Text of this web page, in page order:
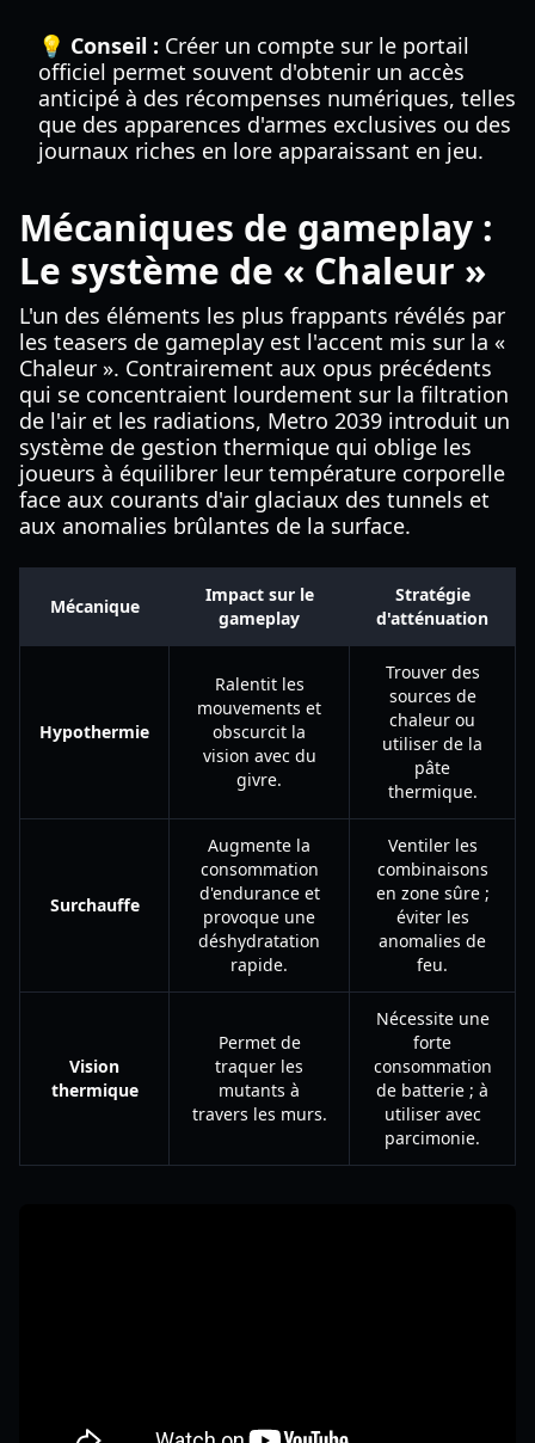
💡 Conseil : Créer un compte sur le portail
officiel permet souvent d'obtenir un accès
anticipé à des récompenses numériques, telles
que des apparences d'armes exclusives ou des
journaux riches en lore apparaissant en jeu.
Mécaniques de gameplay :
Le système de « Chaleur »
L'un des éléments les plus frappants révélés par
les teasers de gameplay est l'accent mis sur la «
Chaleur ». Contrairement aux opus précédents
qui se concentraient lourdement sur la filtration
de l'air et les radiations, Metro 2039 introduit un
système de gestion thermique qui oblige les
joueurs à équilibrer leur température corporelle
face aux courants d'air glaciaux des tunnels et
aux anomalies brûlantes de la surface.
Mécanique
Impact sur le
gameplay
Stratégie
d'atténuation
Hypothermie
Ralentit les
mouvements et
obscurcit la
vision avec du
givre.
Trouver des
sources de
chaleur ou
utiliser de la
pâte
thermique.
Surchauffe
Augmente la
consommation
d'endurance et
provoque une
déshydratation
rapide.
Ventiler les
combinaisons
en zone sûre ;
éviter les
anomalies de
feu.
Vision
thermique
Permet de
traquer les
mutants à
travers les murs.
Nécessite une
forte
consommation
de batterie ; à
utiliser avec
parcimonie.